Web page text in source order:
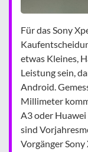
Für das Sony
etwas Kleines,
Leistung sein,
Android.
Millimeter
A3 oder
sind
Vorgänger